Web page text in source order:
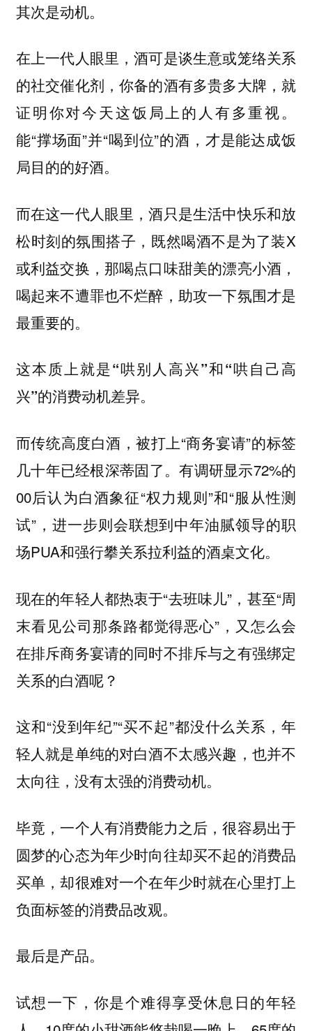
其次是动机。
在上一代人眼里，酒可是谈生意或笼络关系
的社交催化剂，你备的酒有多贵多大牌，就
证明你对今天这饭局上的人有多重视。
能“撑场面”并“喝到位”的酒，才是能达成饭
局目的的好酒。
而在这一代人眼里，酒只是生活中快乐和放
松时刻的氛围搭子，既然喝酒不是为了装X
或利益交换，那喝点口味甜美的漂亮小酒，
喝起来不遭罪也不烂醉，助攻一下氛围才是
最重要的。
这本质上就是“哄别人高兴”和“哄自己高
兴”的消费动机差异。
而传统高度白酒，被打上“商务宴请”的标签
几十年已经根深蒂固了。有调研显示72%的
00后认为白酒象征“权力规则”和“服从性测
试”，进一步则会联想到中年油腻领导的职
场PUA和强行攀关系拉利益的酒桌文化。
现在的年轻人都热衷于“去班味儿”，甚至“周
末看见公司那条路都觉得恶心”，又怎么会
在排斥商务宴请的同时不排斥与之有强绑定
关系的白酒呢？
这和“没到年纪”“买不起”都没什么关系，年
轻人就是单纯的对白酒不太感兴趣，也并不
太向往，没有太强的消费动机。
毕竟，一个人有消费能力之后，很容易出于
圆梦的心态为年少时向往却买不起的消费品
买单，却很难对一个在年少时就在心里打上
负面标签的消费品改观。
最后是产品。
试想一下，你是个难得享受休息日的年轻